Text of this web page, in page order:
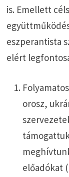
is. Emellett
eszperantista
elért
orosz,
előadókat